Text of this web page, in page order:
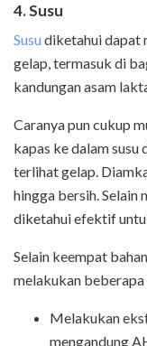
4. Susu
Susudiketahui dapat
gelap, termasuk di
kandungan asam
Caranya pun cukup
kapas ke dalam susu
terlihat gelap.
hingga bersih. Selain
diketahui efektif
Selain keempat
melakukan
Melakukan
mengandung